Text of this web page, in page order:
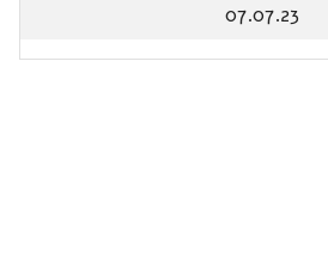
07.07.23